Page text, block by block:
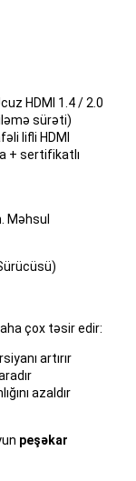
HDMI 1.4 / 2.0
sürəti)
lifli HDMI
+ sertifikatlı
Məhsul
çox təsir edir:
artırır
azaldır
peşəkar